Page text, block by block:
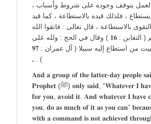
يتوقف وجوده على شروط وأسباب ،
، فلذلك قيده بالاستطاعة ، كما قيد
بالاستطاعة ، قال تعالى : فاتقوا الله
ما استطعتم ( التغابن : 𝟏𝟔 ) وقال في الحج : ولله على
الناس حج البيت من استطاع إليه سبيلا ( آل عمران : 𝟗𝟕
) . ـ
𝐀𝐧𝐝 𝐚 𝐠𝐫𝐨𝐮𝐩 𝐨𝐟 𝐭𝐡𝐞 𝐥𝐚𝐭𝐭𝐞𝐫-𝐝𝐚𝐲 𝐩𝐞𝐨𝐩𝐥𝐞
𝐏𝐫𝐨𝐩𝐡𝐞𝐭 (ﷺ) 𝐨𝐧𝐥𝐲 𝐬𝐚𝐢𝐝, “𝐖𝐡𝐚𝐭𝐞𝐯𝐞𝐫 𝐈 𝐡𝐚𝐯𝐞 𝐟𝐨𝐫𝐛𝐢𝐝𝐝𝐞𝐧
𝐟𝐨𝐫 𝐲𝐨𝐮, 𝐚𝐯𝐨𝐢𝐝 𝐢𝐭. 𝐀𝐧𝐝 𝐰𝐡𝐚𝐭𝐞𝐯𝐞𝐫 𝐈
𝐲𝐨𝐮, 𝐝𝐨 𝐚𝐬 𝐦𝐮𝐜𝐡 𝐨𝐟 𝐢𝐭 𝐚𝐬 𝐲𝐨𝐮 𝐜𝐚𝐧”
𝐰𝐢𝐭𝐡 𝐚 𝐜𝐨𝐦𝐦𝐚𝐧𝐝 𝐢𝐬 𝐧𝐨𝐭 𝐚𝐜𝐡𝐢𝐞𝐯𝐞𝐝